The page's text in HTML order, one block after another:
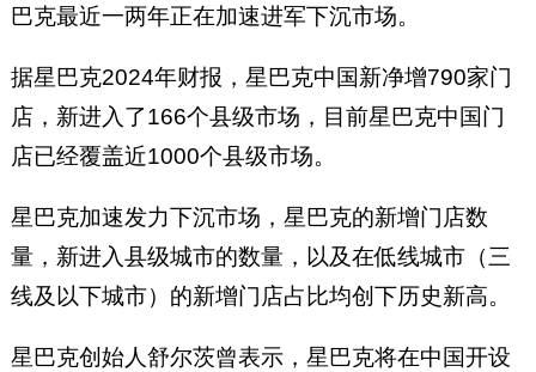
巴克最近一两年正在加速进军下沉市场。
据星巴克2024年财报，星巴克中国新净增790家门
店，新进入了166个县级市场，目前星巴克中国门
店已经覆盖近1000个县级市场。
星巴克加速发力下沉市场，星巴克的新增门店数
量，新进入县级城市的数量，以及在低线城市（三
线及以下城市）的新增门店占比均创下历史新高。
星巴克创始人舒尔茨曾表示，星巴克将在中国开设